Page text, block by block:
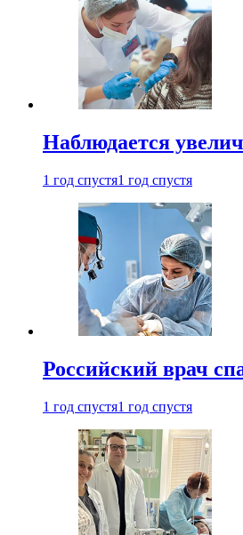
Наблюдается
1 год спустя1 год спустя
Российский врач
1 год спустя1 год спустя